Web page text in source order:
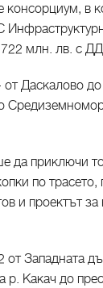
в
млн. лв. с
Даскалово до
да приключи
по
и проектът
от Западната
р. Какач до